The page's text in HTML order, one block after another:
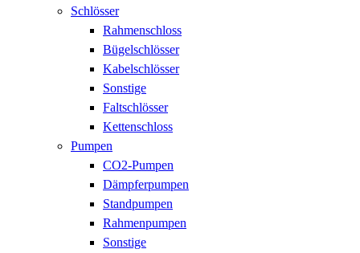
Schlösser
Rahmenschloss
Bügelschlösser
Kabelschlösser
Sonstige
Faltschlösser
Kettenschloss
Pumpen
CO2-Pumpen
Dämpferpumpen
Standpumpen
Rahmenpumpen
Sonstige